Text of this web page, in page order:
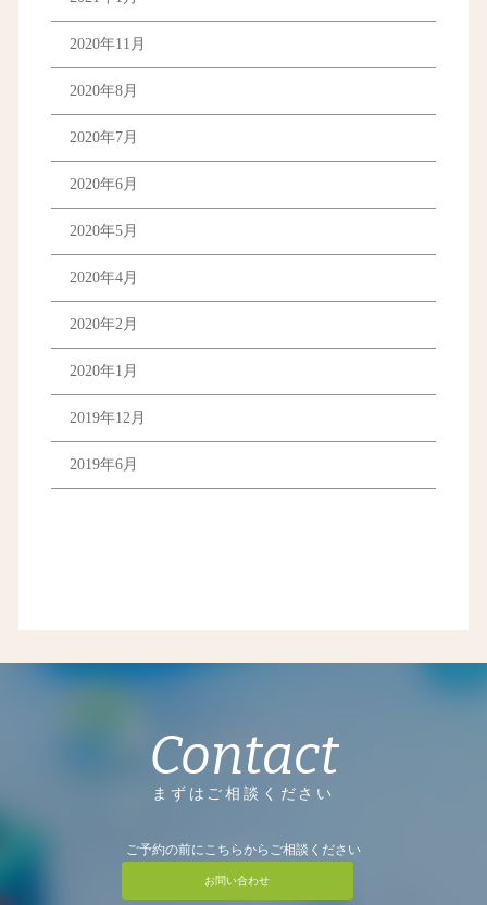
2020年11月
2020年8月
2020年7月
2020年6月
2020年5月
2020年4月
2020年2月
2020年1月
2019年12月
2019年6月
Contact
まずはご相談ください
ご予約の前にこちらからご相談ください
お問い合わせ